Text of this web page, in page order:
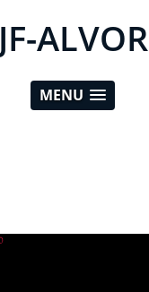
JF-ALVOR
MENU